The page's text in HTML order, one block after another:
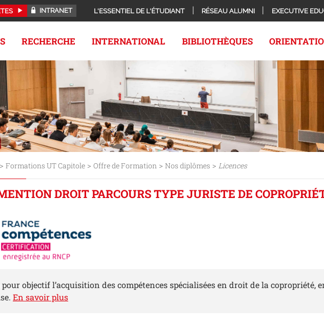
INTRANET L'ESSENTIEL DE L'ÉTUDIANT RÉSEAU ALUMNI EXECUTIVE
RECHERCHE INTERNATIONAL BIBLIOTHÈQUES
Formations UT Capitole> Offre de Formation> Nos diplômes > Licences
DROIT PARCOURS TYPE JURISTE DE
objectif l’acquisition des compétences spécialisées en droit de la copropriété,
En savoir plus